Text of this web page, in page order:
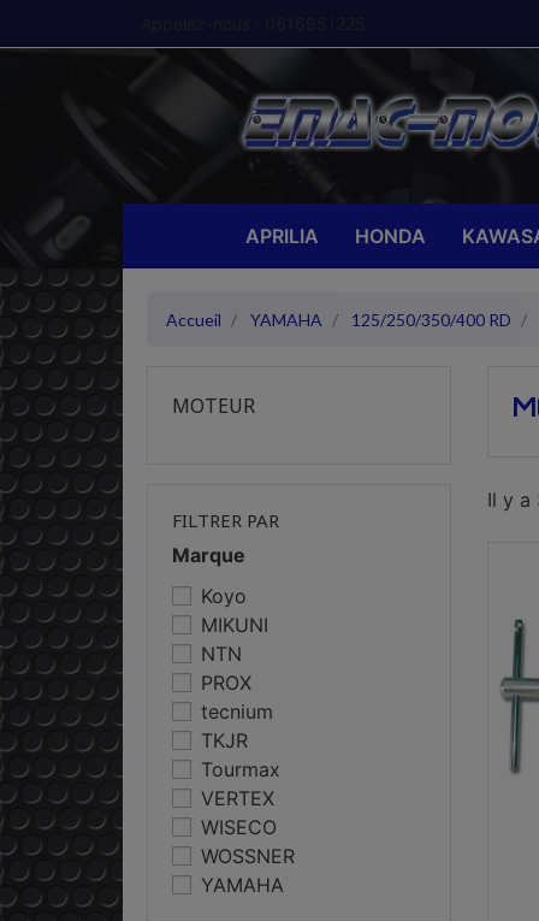
APRILIA HONDA
Accueil YAMAHA 125/250/350/400 RD
MOTEUR
FILTRER PAR
Marque
Koyo
MIKUNI
NTN
PROX
tecnium
TKJR
Tourmax
VERTEX
WISECO
WOSSNER
YAMAHA
Il y a